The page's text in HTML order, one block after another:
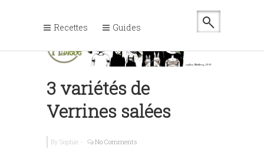
Recettes Guides
3 variétés de
Verrines salées
By Sophie - No Comments